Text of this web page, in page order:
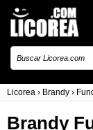
Licorea › Brandy ›
Brandy